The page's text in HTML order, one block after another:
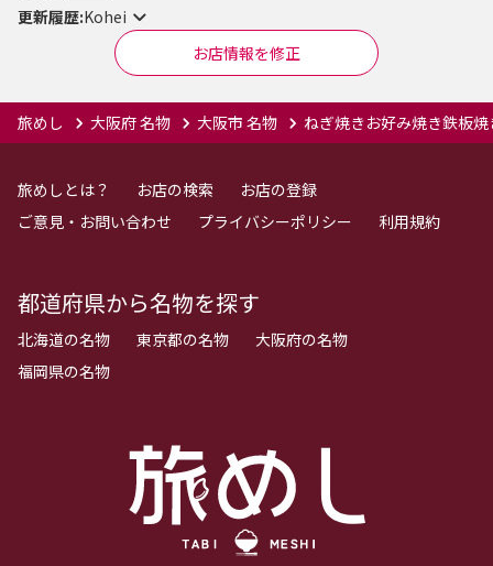
更新履歴:Kohei
お店情報を修正
旅めし 大阪府 名物 大阪市 名物 ねぎ焼きお好み焼き鉄板
旅めしとは？ お店の検索
お店の登録
ご意見・お問い合わせ
プライバシーポリシー 利用規約
都道府県から名物を探す
北海道の名物 東京都の名物
大阪府の名物
福岡県の名物